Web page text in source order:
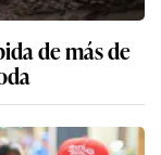
de más de